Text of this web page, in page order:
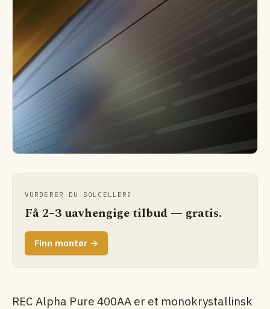
VURDERER DU SOLCELLER?
Få 2–3 uavhengige tilbud — gratis.
Finn montør →
REC Alpha Pure 400AA er et monokrystallinsk